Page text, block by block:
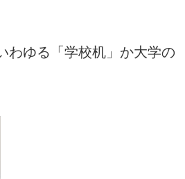
わゆる「学校机」か大学の